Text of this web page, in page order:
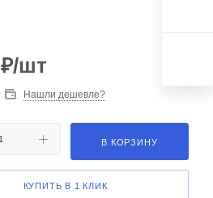
₽/шт
Нашли дешевле?
В КОРЗИНУ
КУПИТЬ В 1 КЛИК